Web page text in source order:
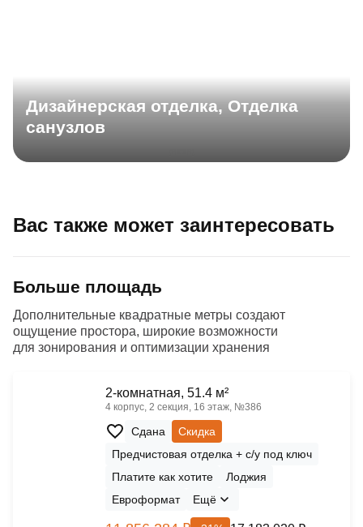
Дизайнерская отделка, Отделка
санузлов
Вас также может заинтересовать
Больше площадь
Дополнительные квадратные метры создают
ощущение простора, широкие возможности
для зонирования и оптимизации хранения
2-комнатная, 51.4 м²
4 корпус, 2 секция, 16 этаж, №386
Сдана
Скидка
Предчистовая отделка + с/у под ключ
Платите как хотите
Лоджия
Евроформат
Ещё